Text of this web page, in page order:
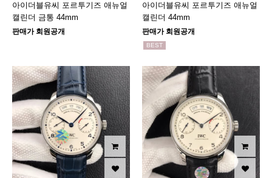
아이더블유씨 포르투기즈 애뉴얼
캘린더 금통 44mm
판매가 회원공개
아이더블유씨 포르투기즈 애뉴얼
캘린더 44mm
판매가 회원공개
BEST